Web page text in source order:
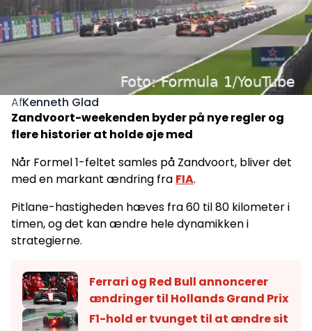
AfKenneth Glad
Zandvoort-weekenden byder på nye regler og
flere historier at holde øje med
Når Formel 1-feltet samles på Zandvoort, bliver det
med en markant ændring fra FIA.
Pitlane-hastigheden hæves fra 60 til 80 kilometer i
timen, og det kan ændre hele dynamikken i
strategierne.
Ferrari og Red Bull annoncerer
ændringer til Hollands Grand Prix
F1-hold er tvunget til at ændre sit